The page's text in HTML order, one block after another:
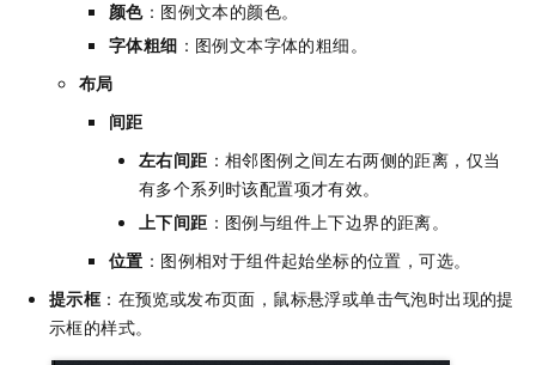
颜色：图例文本的颜色。
字体粗细 ：图例文本字体的粗细。
布局
间距
左右间距 ：相邻图例之间左右两侧的距离，仅当
有多个系列时该配置项才有效。
上下间距 ：图例与组件上下边界的距离。
位置 ：图例相对于组件起始坐标的位置，可选。
提示框：在预览或发布页面，鼠标悬浮或单击气泡时出现的提
示框的样式。